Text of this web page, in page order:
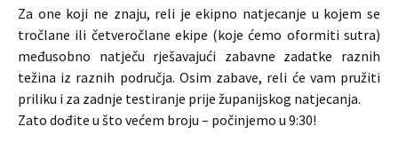
Za one koji ne znaju, reli je ekipno natjecanje u kojem se
tročlane ili četveročlane ekipe (koje ćemo oformiti sutra)
međusobno natječu rješavajući zabavne zadatke raznih
težina iz raznih područja. Osim zabave, reli će vam pružiti
priliku i za zadnje testiranje prije županijskog natjecanja.
Zato dođite u što većem broju – počinjemo u 9:30!